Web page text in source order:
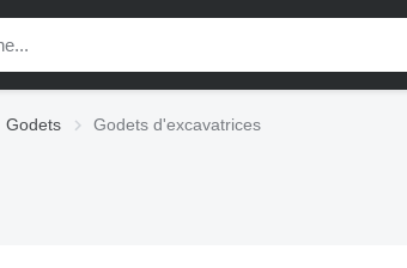
Godets Godets d'excavatrices